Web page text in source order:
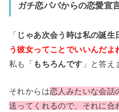
ガチ恋パパからの恋愛宣
「 じゃあ次会う時は私の誕生
う彼女ってことでいいんだよ
私も「 もちろんです 」と答え
それからは恋人みたいな会話
送ってくれるので、それに合